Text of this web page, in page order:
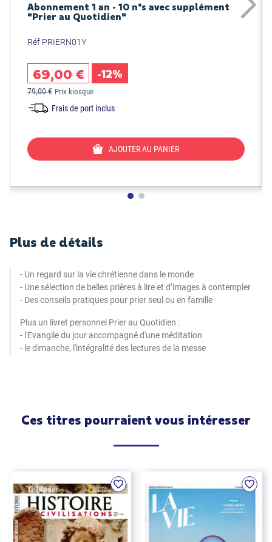
Abonnement 1 an - 10 n°s avec supplément
"Prier au Quotidien"
Réf PRIERN01Y
69,00 € -12%
79,00 € Prix kiosque
Frais de port inclus
AJOUTER AU PANIER
Plus de détails
- Un regard sur la vie chrétienne dans le monde
- Une sélection de belles prières à lire et d’images à contempler
- Des conseils pratiques pour prier seul ou en famille
Plus un livret personnel Prier au Quotidien :
- l'Evangile du jour accompagné d'une méditation
- le dimanche, l'intégralité des lectures de la messe
Ces titres pourraient vous intéresser